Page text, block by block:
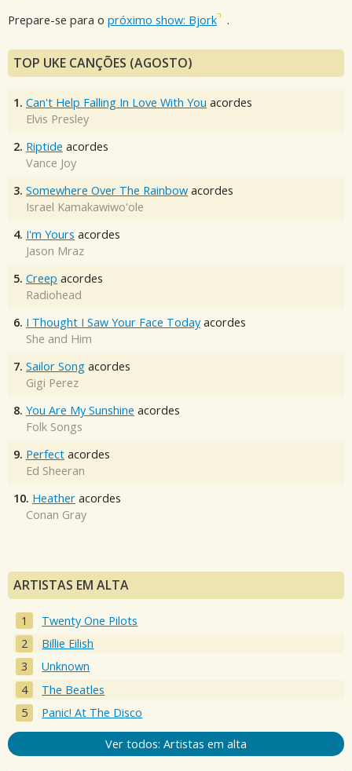
Prepare-se para o próximo show: Bjork .
TOP UKE CANÇÕES (AGOSTO)
1. Can't Help Falling In Love With You acordes
Elvis Presley
2. Riptide acordes
Vance Joy
3. Somewhere Over The Rainbow acordes
Israel Kamakawiwo'ole
4. I'm Yours acordes
Jason Mraz
5. Creep acordes
Radiohead
6. I Thought I Saw Your Face Today acordes
She and Him
7. Sailor Song acordes
Gigi Perez
8. You Are My Sunshine acordes
Folk Songs
9. Perfect acordes
Ed Sheeran
10. Heather acordes
Conan Gray
ARTISTAS EM ALTA
Twenty One Pilots
Billie Eilish
Unknown
The Beatles
Panic! At The Disco
Ver todos: Artistas em alta